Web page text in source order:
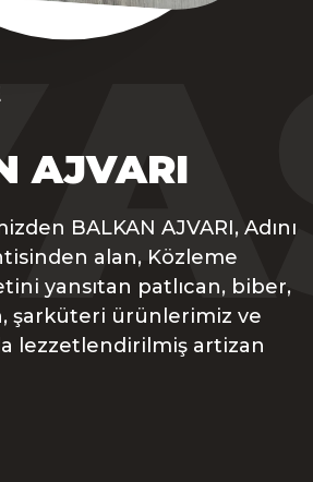
AJVARI
BALKAN AJVARI, Adını
alan, Közleme
yansıtan patlıcan, biber,
şarküteri ürünlerimiz ve
lezzetlendirilmiş artizan